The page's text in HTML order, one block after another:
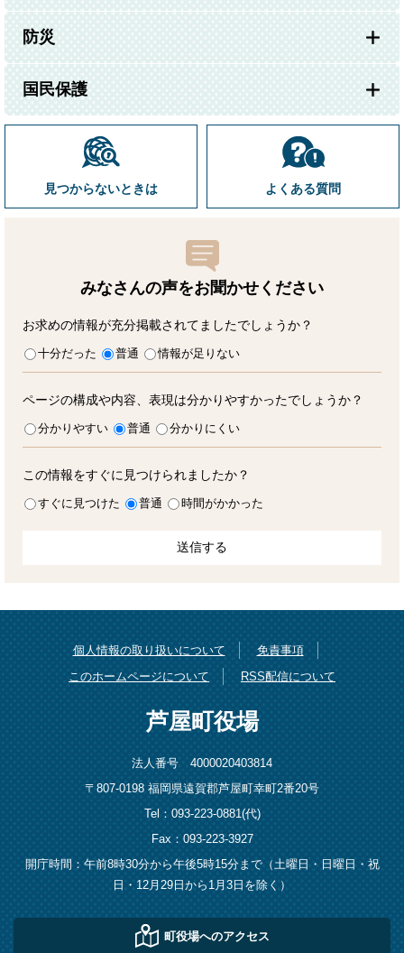
防災
国民保護
見つからないときは よくある質問
みなさんの声をお聞かせ ください
お求めの情報が充分掲載されてましたでしょうか？
十分だった 普通 情報が足りない
ページの構成や内容、表現は分かりやすかったでしょうか？
分かりやすい 普通 分かりにくい
この情報をすぐに見つけられましたか？
すぐに見つけた 普通 時間がかかった
個人情報の取り扱いについて
免責事項
このホームページについて
RSS配信について
芦屋町役場
法人番号 4000020403814
〒807-0198 福岡県遠賀郡芦屋町幸町2番20号
Tel：093-223-0881(代)
Fax：093-223-3927
開庁時間：午前8時30分から午後5時15分まで（土曜日・日曜日・祝
日・12月29日から1月3日を除く）
町役場へのアクセス